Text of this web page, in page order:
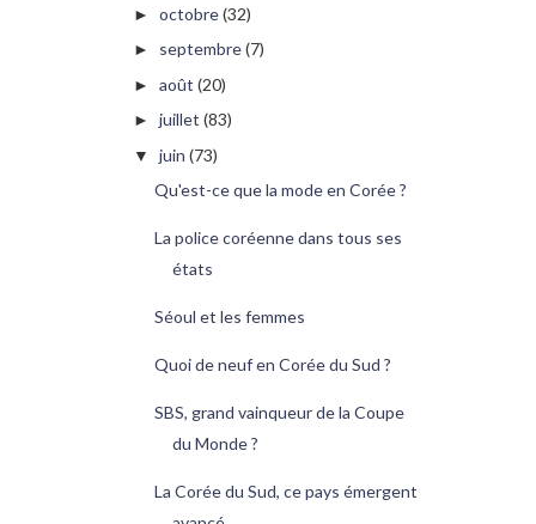
► octobre(32)
► septembre(7)
► août (20)
► juillet (83)
▼ juin (73)
Qu'est-ce que la mode en Corée ?
La police coréenne dans tous ses
états
Séoul et les femmes
Quoi de neuf en Corée du Sud ?
SBS, grand vainqueur de la Coupe
du Monde ?
La Corée du Sud, ce pays émergent